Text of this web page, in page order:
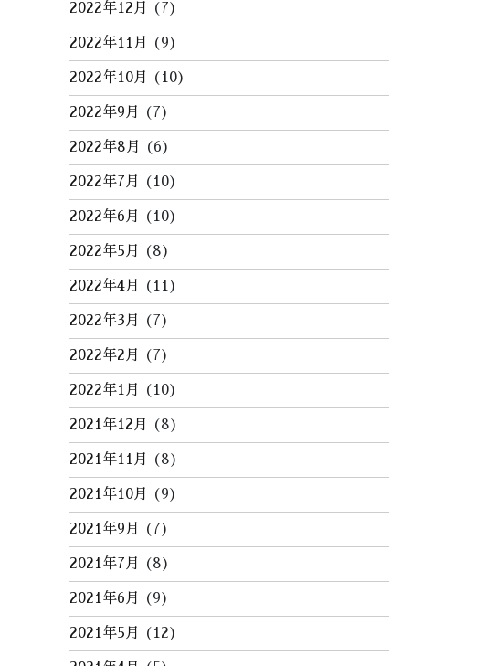
2022年12月 (7)
2022年11月 (9)
2022年10月 (10)
2022年9月 (7)
2022年8月 (6)
2022年7月 (10)
2022年6月 (10)
2022年5月 (8)
2022年4月 (11)
2022年3月 (7)
2022年2月 (7)
2022年1月 (10)
2021年12月 (8)
2021年11月 (8)
2021年10月 (9)
2021年9月 (7)
2021年7月 (8)
2021年6月 (9)
2021年5月 (12)